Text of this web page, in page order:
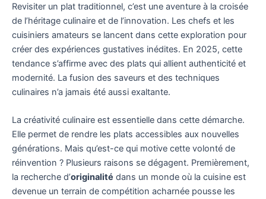
Revisiter un plat traditionnel, c’est une aventure à la croisée
de l’héritage culinaire et de l’innovation. Les chefs et les
cuisiniers amateurs se lancent dans cette exploration pour
créer des expériences gustatives inédites. En 2025, cette
tendance s’affirme avec des plats qui allient authenticité et
modernité. La fusion des saveurs et des techniques
culinaires n’a jamais été aussi exaltante.
La créativité culinaire est essentielle dans cette démarche.
Elle permet de rendre les plats accessibles aux nouvelles
générations. Mais qu’est-ce qui motive cette volonté de
réinvention ? Plusieurs raisons se dégagent. Premièrement,
la recherche d’originalité dans un monde où la cuisine est
devenue un terrain de compétition acharnée pousse les